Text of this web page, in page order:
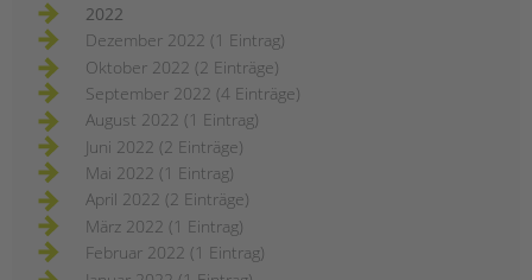
2022
Dezember 2022 (1 Eintrag)
Oktober 2022 (2 Einträge)
September 2022 (4 Einträge)
August 2022 (1 Eintrag)
Juni 2022 (2 Einträge)
Mai 2022 (1 Eintrag)
April 2022 (2 Einträge)
März 2022 (1 Eintrag)
Februar 2022 (1 Eintrag)